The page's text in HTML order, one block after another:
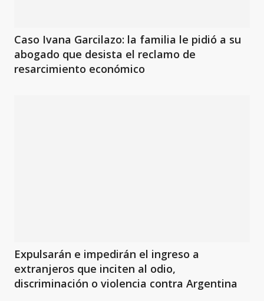
Caso Ivana Garcilazo: la familia le pidió a su
abogado que desista el reclamo de
resarcimiento económico
Expulsarán e impedirán el ingreso a
extranjeros que inciten al odio,
discriminación o violencia contra Argentina